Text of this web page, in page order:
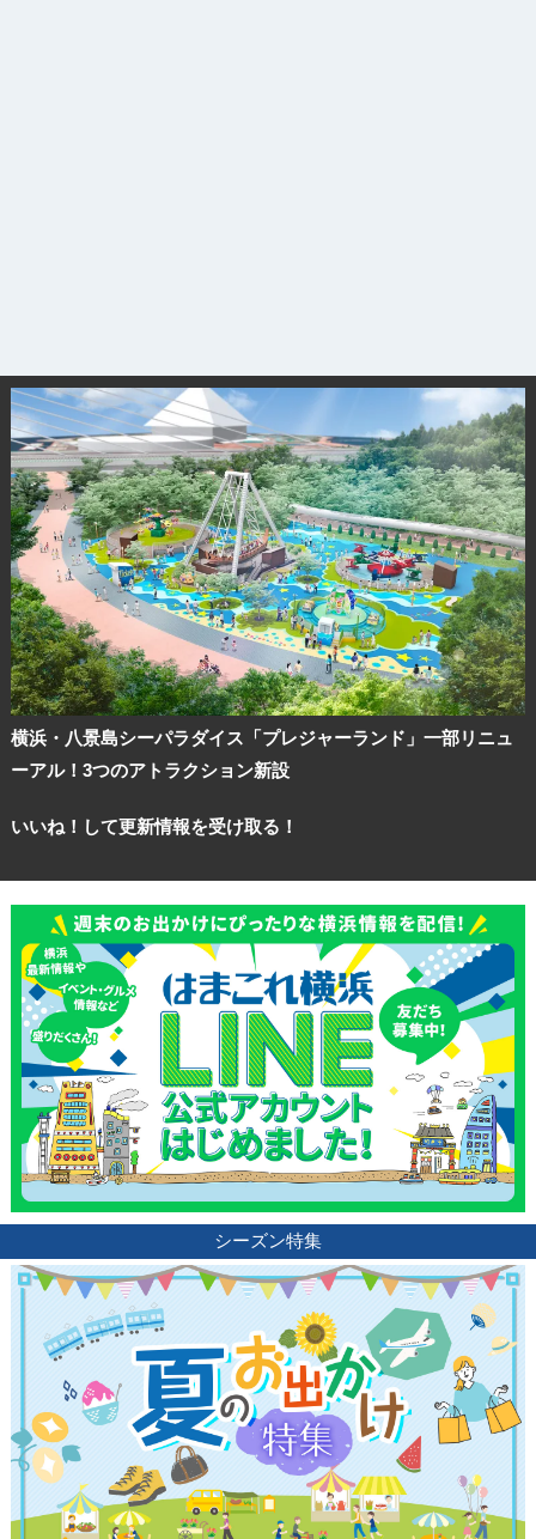
横浜・八景島シーパラダイス「プレジャーランド」一部リニュ
ーアル！3つのアトラクション新設
いいね！して更新情報を受け取る！
シーズン特集